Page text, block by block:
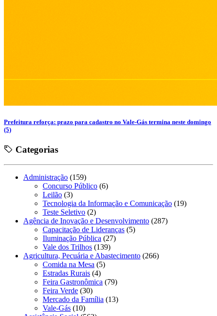
Prefeitura reforça: prazo para cadastro no Vale-Gás termina neste domingo
(5)
Categorias
Administração (159)
Concurso Público (6)
Leilão (3)
Tecnologia da Informação e Comunicação (19)
Teste Seletivo (2)
Agência de Inovação e Desenvolvimento (287)
Capacitação de Lideranças (5)
Iluminação Pública (27)
Vale dos Trilhos (139)
Agricultura, Pecuária e Abastecimento (266)
Comida na Mesa (5)
Estradas Rurais (4)
Feira Gastronômica (79)
Feira Verde (30)
Mercado da Família (13)
Vale-Gás (10)